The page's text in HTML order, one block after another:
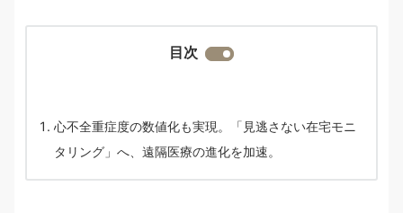
目次
心不全重症度の数値化も実現。「見逃さない在宅モニ
タリング」へ、遠隔医療の進化を加速。